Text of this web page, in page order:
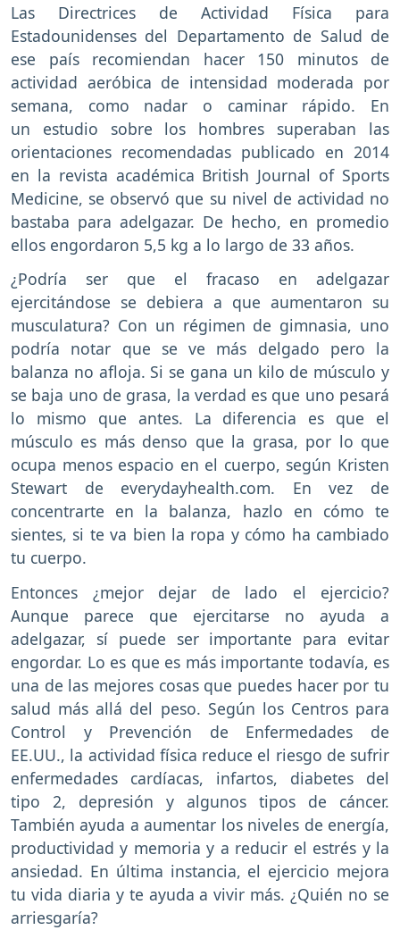
Las Directrices de Actividad Física para
Estadounidenses del Departamento de Salud de
ese país recomiendan hacer 150 minutos de
actividad aeróbica de intensidad moderada por
semana, como nadar o caminar rápido. En
un estudio sobre los hombres superaban las
orientaciones recomendadas publicado en 2014
en la revista académica British Journal of Sports
Medicine, se observó que su nivel de actividad no
bastaba para adelgazar. De hecho, en promedio
ellos engordaron 5,5 kg a lo largo de 33 años.
¿Podría ser que el fracaso en adelgazar
ejercitándose se debiera a que aumentaron su
musculatura? Con un régimen de gimnasia, uno
podría notar que se ve más delgado pero la
balanza no afloja. Si se gana un kilo de músculo y
se baja uno de grasa, la verdad es que uno pesará
lo mismo que antes. La diferencia es que el
músculo es más denso que la grasa, por lo que
ocupa menos espacio en el cuerpo, según Kristen
Stewart de everydayhealth.com. En vez de
concentrarte en la balanza, hazlo en cómo te
sientes, si te va bien la ropa y cómo ha cambiado
tu cuerpo.
Entonces ¿mejor dejar de lado el ejercicio?
Aunque parece que ejercitarse no ayuda a
adelgazar, sí puede ser importante para evitar
engordar. Lo es que es más importante todavía, es
una de las mejores cosas que puedes hacer por tu
salud más allá del peso. Según los Centros para
Control y Prevención de Enfermedades de
EE.UU., la actividad física reduce el riesgo de sufrir
enfermedades cardíacas, infartos, diabetes del
tipo 2, depresión y algunos tipos de cáncer.
También ayuda a aumentar los niveles de energía,
productividad y memoria y a reducir el estrés y la
ansiedad. En última instancia, el ejercicio mejora
tu vida diaria y te ayuda a vivir más. ¿Quién no se
arriesgaría?